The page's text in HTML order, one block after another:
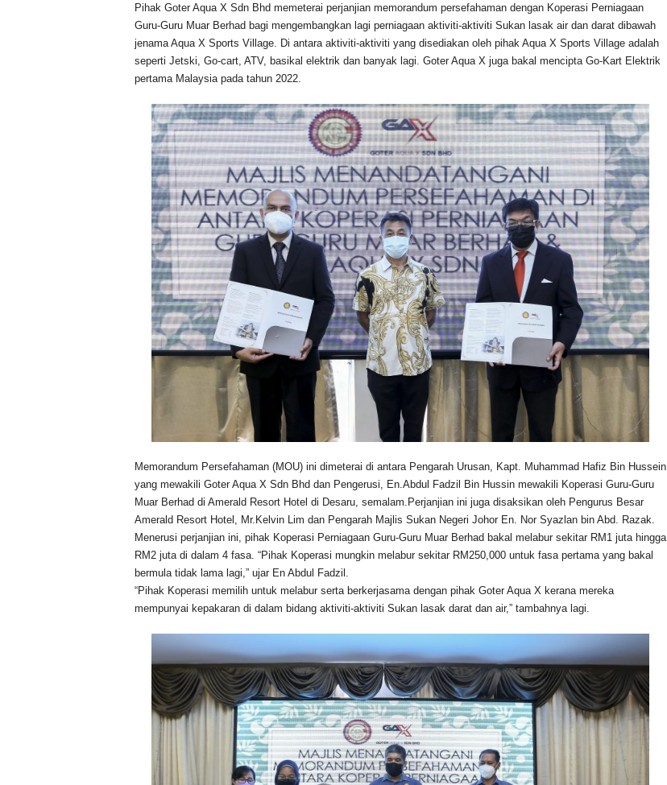
c
e
b
o
o
k
at
s
A
p
p
e
a
d
s
p
y
Li
n
k
ar
e
Pihak Goter Aqua X Sdn Bhd memeterai perjanjian memorandum persefahaman dengan Koperasi Perniagaan
Guru-Guru Muar Berhad bagi mengembangkan lagi perniagaan aktiviti-aktiviti Sukan lasak air dan darat dibawah
jenama Aqua X Sports Village. Di antara aktiviti-aktiviti yang disediakan oleh pihak Aqua X Sports Village adalah
seperti Jetski, Go-cart, ATV, basikal elektrik dan banyak lagi. Goter Aqua X juga bakal mencipta Go-Kart Elektrik
pertama Malaysia pada tahun 2022.
Memorandum Persefahaman (MOU) ini dimeterai di antara Pengarah Urusan, Kapt. Muhammad Hafiz Bin Hussein
yang mewakili Goter Aqua X Sdn Bhd dan Pengerusi, En.Abdul Fadzil Bin Hussin mewakili Koperasi Guru-Guru
Muar Berhad di Amerald Resort Hotel di Desaru, semalam.Perjanjian ini juga disaksikan oleh Pengurus Besar
Amerald Resort Hotel, Mr.Kelvin Lim dan Pengarah Majlis Sukan Negeri Johor En. Nor Syazlan bin Abd. Razak.
Menerusi perjanjian ini, pihak Koperasi Perniagaan Guru-Guru Muar Berhad bakal melabur sekitar RM1 juta hingga
RM2 juta di dalam 4 fasa. “Pihak Koperasi mungkin melabur sekitar RM250,000 untuk fasa pertama yang bakal
bermula tidak lama lagi,” ujar En Abdul Fadzil.
“Pihak Koperasi memilih untuk melabur serta berkerjasama dengan pihak Goter Aqua X kerana mereka
mempunyai kepakaran di dalam bidang aktiviti-aktiviti Sukan lasak darat dan air,” tambahnya lagi.